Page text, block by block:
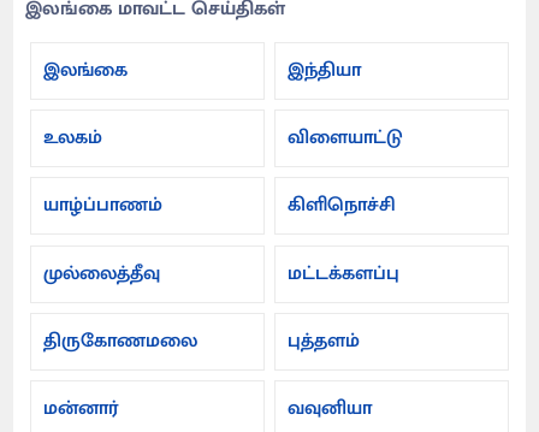
இலங்கை மாவட்ட செய்திகள்
இலங்கை
இந்தியா
உலகம் விளையாட்டு
யாழ்ப்பாணம் கிளிநொச்சி
முல்லைத்தீவு மட்டக்களப்பு
திருகோணமலை புத்தளம்
மன்னார் வவுனியா